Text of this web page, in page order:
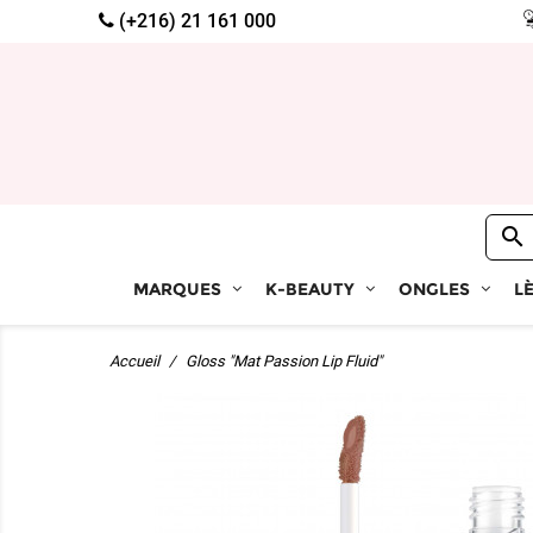
(+216) 21 161 000
MARQUES K-BEAUTY ONGLES

Accueil Gloss "Mat Passion Lip Fluid"